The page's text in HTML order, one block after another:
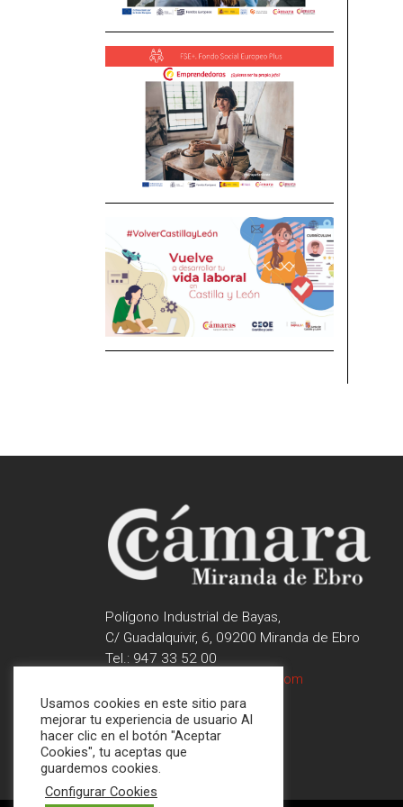
Polígono Industrial de Bayas,
C/ Guadalquivir, 6, 09200 Miranda de Ebro
Tel.: 947 33 52 00
contactar@camaramiranda.com
Usamos cookies en este sitio para
mejorar tu experiencia de usuario Al
hacer clic en el botón "Aceptar
Cookies", tu aceptas que
guardemos cookies.
Configurar Cookies